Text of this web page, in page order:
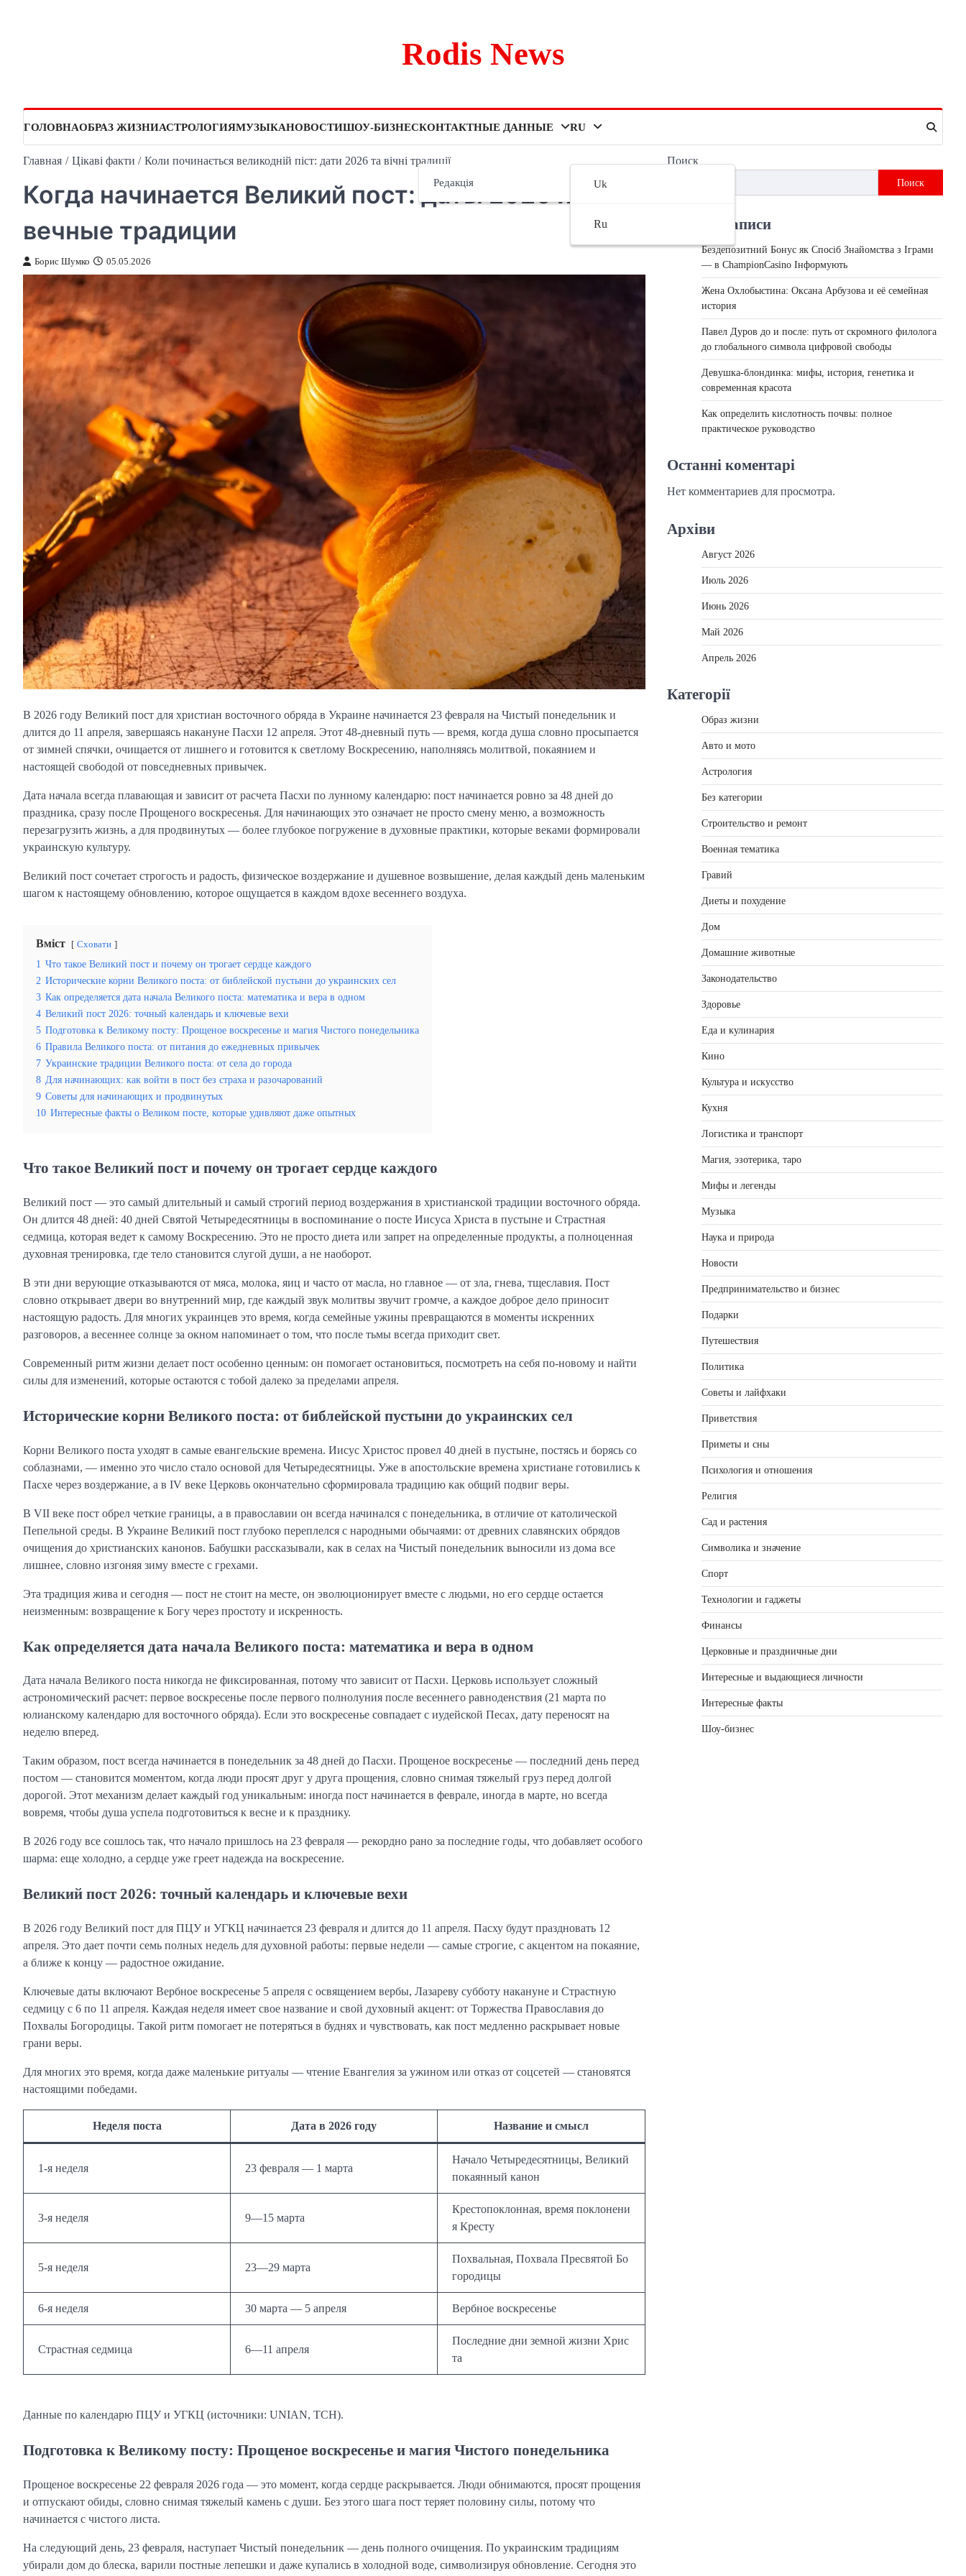
Rodis News
ГОЛОВНАОБРАЗ ЖИЗНИАСТРОЛОГИЯМУЗЫКАНОВОСТИШОУ-БИЗНЕСКОНТАКТНЫЕ ДАННЫЕ
Редакція
RU
Uk
Ru
Главная Цікаві факти Коли починається великодній піст: дати 2026 та вічні традиції
Когда начинается Великий пост: даты 2026 и
вечные традиции
Борис Шумко 05.05.2026
В 2026 году Великий пост для христиан восточного обряда в Украине начинается 23 февраля на Чистый понедельник и
длится до 11 апреля, завершаясь накануне Пасхи 12 апреля. Этот 48-дневный путь — время, когда душа словно просыпается
от зимней спячки, очищается от лишнего и готовится к светлому Воскресению, наполняясь молитвой, покаянием и
настоящей свободой от повседневных привычек.
Дата начала всегда плавающая и зависит от расчета Пасхи по лунному календарю: пост начинается ровно за 48 дней до
праздника, сразу после Прощеного воскресенья. Для начинающих это означает не просто смену меню, а возможность
перезагрузить жизнь, а для продвинутых — более глубокое погружение в духовные практики, которые веками формировали
украинскую культуру.
Великий пост сочетает строгость и радость, физическое воздержание и душевное возвышение, делая каждый день маленьким
шагом к настоящему обновлению, которое ощущается в каждом вдохе весеннего воздуха.
Вміст Сховати
1 Что такое Великий пост и почему он трогает сердце каждого
2 Исторические корни Великого поста: от библейской пустыни до украинских сел
3 Как определяется дата начала Великого поста: математика и вера в одном
4 Великий пост 2026: точный календарь и ключевые вехи
5 Подготовка к Великому посту: Прощеное воскресенье и магия Чистого понедельника
6 Правила Великого поста: от питания до ежедневных привычек
7 Украинские традиции Великого поста: от села до города
8 Для начинающих: как войти в пост без страха и разочарований
9 Советы для начинающих и продвинутых
10 Интересные факты о Великом посте, которые удивляют даже опытных
Что такое Великий пост и почему он трогает сердце каждого
Великий пост — это самый длительный и самый строгий период воздержания в христианской традиции восточного обряда.
Он длится 48 дней: 40 дней Святой Четыредесятницы в воспоминание о посте Иисуса Христа в пустыне и Страстная
седмица, которая ведет к самому Воскресению. Это не просто диета или запрет на определенные продукты, а полноценная
духовная тренировка, где тело становится слугой души, а не наоборот.
В эти дни верующие отказываются от мяса, молока, яиц и часто от масла, но главное — от зла, гнева, тщеславия. Пост
словно открывает двери во внутренний мир, где каждый звук молитвы звучит громче, а каждое доброе дело приносит
настоящую радость. Для многих украинцев это время, когда семейные ужины превращаются в моменты искренних
разговоров, а весеннее солнце за окном напоминает о том, что после тьмы всегда приходит свет.
Современный ритм жизни делает пост особенно ценным: он помогает остановиться, посмотреть на себя по-новому и найти
силы для изменений, которые остаются с тобой далеко за пределами апреля.
Исторические корни Великого поста: от библейской пустыни до украинских сел
Корни Великого поста уходят в самые евангельские времена. Иисус Христос провел 40 дней в пустыне, постясь и борясь со
соблазнами, — именно это число стало основой для Четыредесятницы. Уже в апостольские времена христиане готовились к
Пасхе через воздержание, а в IV веке Церковь окончательно сформировала традицию как общий подвиг веры.
В VII веке пост обрел четкие границы, а в православии он всегда начинался с понедельника, в отличие от католической
Пепельной среды. В Украине Великий пост глубоко переплелся с народными обычаями: от древних славянских обрядов
очищения до христианских канонов. Бабушки рассказывали, как в селах на Чистый понедельник выносили из дома все
лишнее, словно изгоняя зиму вместе с грехами.
Эта традиция жива и сегодня — пост не стоит на месте, он эволюционирует вместе с людьми, но его сердце остается
неизменным: возвращение к Богу через простоту и искренность.
Как определяется дата начала Великого поста: математика и вера в одном
Дата начала Великого поста никогда не фиксированная, потому что зависит от Пасхи. Церковь использует сложный
астрономический расчет: первое воскресенье после первого полнолуния после весеннего равноденствия (21 марта по
юлианскому календарю для восточного обряда). Если это воскресенье совпадает с иудейской Песах, дату переносят на
неделю вперед.
Таким образом, пост всегда начинается в понедельник за 48 дней до Пасхи. Прощеное воскресенье — последний день перед
постом — становится моментом, когда люди просят друг у друга прощения, словно снимая тяжелый груз перед долгой
дорогой. Этот механизм делает каждый год уникальным: иногда пост начинается в феврале, иногда в марте, но всегда
вовремя, чтобы душа успела подготовиться к весне и к празднику.
В 2026 году все сошлось так, что начало пришлось на 23 февраля — рекордно рано за последние годы, что добавляет особого
шарма: еще холодно, а сердце уже греет надежда на воскресение.
Великий пост 2026: точный календарь и ключевые вехи
В 2026 году Великий пост для ПЦУ и УГКЦ начинается 23 февраля и длится до 11 апреля. Пасху будут праздновать 12
апреля. Это дает почти семь полных недель для духовной работы: первые недели — самые строгие, с акцентом на покаяние,
а ближе к концу — радостное ожидание.
Ключевые даты включают Вербное воскресенье 5 апреля с освящением вербы, Лазареву субботу накануне и Страстную
седмицу с 6 по 11 апреля. Каждая неделя имеет свое название и свой духовный акцент: от Торжества Православия до
Похвалы Богородицы. Такой ритм помогает не потеряться в буднях и чувствовать, как пост медленно раскрывает новые
грани веры.
Для многих это время, когда даже маленькие ритуалы — чтение Евангелия за ужином или отказ от соцсетей — становятся
настоящими победами.
Неделя поста Дата в 2026 году Название и смысл
1-я неделя 23 февраля — 1 марта
Начало Четыредесятницы, Великий
покаянный канон
3-я неделя 9—15 марта
Крестопоклонная, время поклонени
я Кресту
5-я неделя 23—29 марта
Похвальная, Похвала Пресвятой Бо
городицы
6-я неделя 30 марта — 5 апреля Вербное воскресенье
Страстная седмица 6—11 апреля
Последние дни земной жизни Хрис
та
Данные по календарю ПЦУ и УГКЦ (источники: UNIAN, ТСН).
Подготовка к Великому посту: Прощеное воскресенье и магия Чистого понедельника
Прощеное воскресенье 22 февраля 2026 года — это момент, когда сердце раскрывается. Люди обнимаются, просят прощения
и отпускают обиды, словно снимая тяжелый камень с души. Без этого шага пост теряет половину силы, потому что
начинается с чистого листа.
На следующий день, 23 февраля, наступает Чистый понедельник — день полного очищения. По украинским традициям
убирали дом до блеска, варили постные лепешки и даже купались в холодной воде, символизируя обновление. Сегодня это
Поиск
Поиск
Недавні записи
Бездепозитний Бонус як Спосіб Знайомства з Іграми
— в ChampionCasino Інформують
Жена Охлобыстина: Оксана Арбузова и её семейная
история
Павел Дуров до и после: путь от скромного филолога
до глобального символа цифровой свободы
Девушка-блондинка: мифы, история, генетика и
современная красота
Как определить кислотность почвы: полное
практическое руководство
Останні коментарі
Нет комментариев для просмотра.
Архіви
Август 2026
Июль 2026
Июнь 2026
Май 2026
Апрель 2026
Категорії
Образ жизни
Авто и мото
Астрология
Без категории
Строительство и ремонт
Военная тематика
Гравий
Диеты и похудение
Дом
Домашние животные
Законодательство
Здоровье
Еда и кулинария
Кино
Культура и искусство
Кухня
Логистика и транспорт
Магия, эзотерика, таро
Мифы и легенды
Музыка
Наука и природа
Новости
Предпринимательство и бизнес
Подарки
Путешествия
Политика
Советы и лайфхаки
Приветствия
Приметы и сны
Психология и отношения
Религия
Сад и растения
Символика и значение
Спорт
Технологии и гаджеты
Финансы
Церковные и праздничные дни
Интересные и выдающиеся личности
Интересные факты
Шоу-бизнес